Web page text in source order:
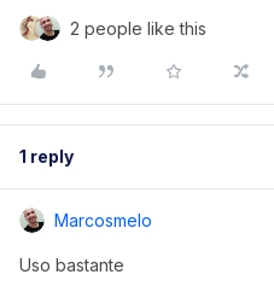
2 people like this
1 reply
Marcosmelo
Uso bastante